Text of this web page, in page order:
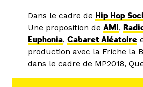
Dans le cadre de Hip Hop
Une proposition de AMI,
Euphonia, Cabaret Aléatoire
production avec la Friche la
dans le cadre de MP2018,